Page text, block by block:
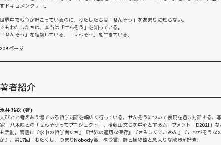
すドキュメンタリー。
世界中で戦争が起こっているのに、わたしたちは「せんそう」をあまりに知らない。
でもわたしたちは、本当は「せんそう」を知っている。
「せんそう」を経験している。「せんそう」を生きている。
208ページ
著者紹介
永井 玲衣 (著)
人びとと考えあう場である哲学対話を幅広く行っている。せんそうについて表現を通し対話する、
家・八木咲との「せんそうってプロジェクト」、後藤正文らを中心とするムーブメント「D2021」な
も活動。著書に『水中の哲学者たち』『世界の適切な保存』『さみしくてごめん』『これがそうな
か』。第17回「わたくし、つまりNobody賞」を受賞。詩と植物園と念入りな散歩が好き。